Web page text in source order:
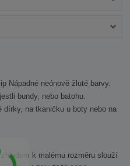
Nápadné neónově žluté barvy.
bundy, nebo batohu.
dírky, na tkaničku u boty nebo na
k malému rozměru slouží